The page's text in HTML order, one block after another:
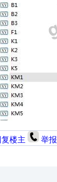
复楼主 举报